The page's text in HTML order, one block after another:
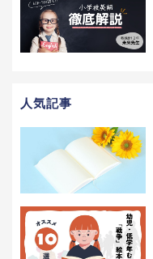
人気記事